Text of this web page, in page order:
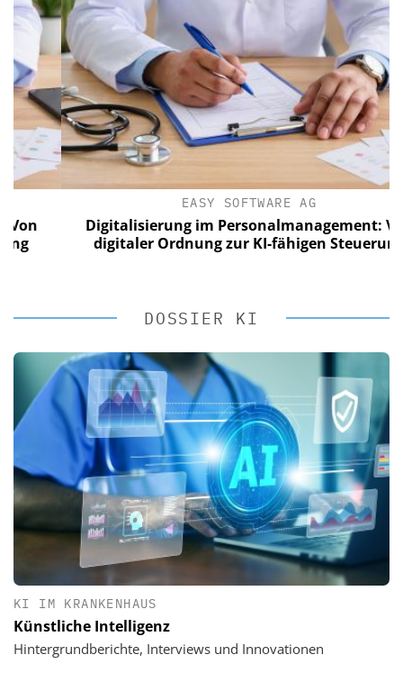
EASY SOFTWARE AG
Digitalisierung im Personalmanagement: Von
digitaler Ordnung zur KI-fähigen Steuerung
DOSSIER KI
KI IM KRANKENHAUS
Künstliche Intelligenz
Hintergrundberichte, Interviews und Innovationen